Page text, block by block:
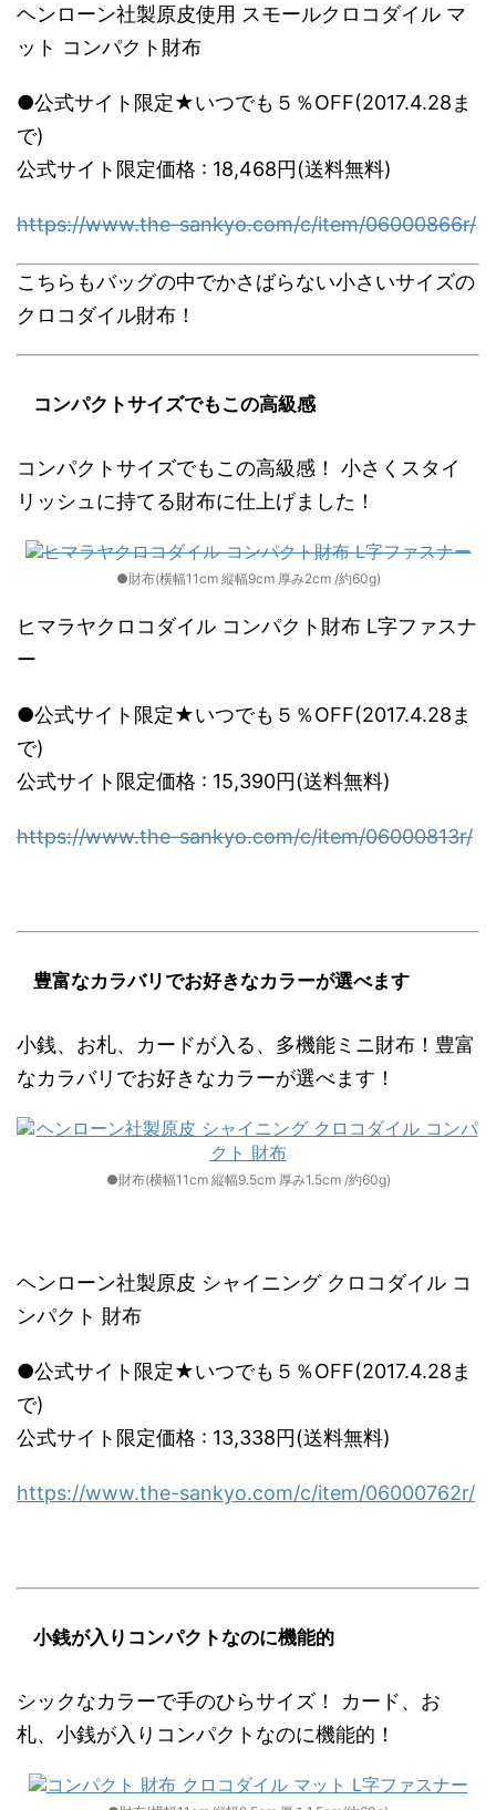
ヘンローン社製原皮使用 スモールクロコダイル マ
ット コンパクト財布
●公式サイト限定★いつでも５％OFF(2017.4.28ま
で)
公式サイト限定価格 : 18,468円(送料無料)
https://www.the-sankyo.com/c/item/06000866r/
こちらもバッグの中でかさばらない小さいサイズの
クロコダイル財布！
コンパクトサイズでもこの高級感
コンパクトサイズでもこの高級感！ 小さくスタイ
リッシュに持てる財布に仕上げました！
●財布(横幅11cm 縦幅9cm 厚み2cm /約60g)
ヒマラヤクロコダイル コンパクト財布 L字ファスナ
ー
●公式サイト限定★いつでも５％OFF(2017.4.28ま
で)
公式サイト限定価格 : 15,390円(送料無料)
https://www.the-sankyo.com/c/item/06000813r/
豊富なカラバリでお好きなカラーが選べます
小銭、お札、カードが入る、多機能ミニ財布！豊富
なカラバリでお好きなカラーが選べます！
●財布(横幅11cm 縦幅9.5cm 厚み1.5cm /約60g)
ヘンローン社製原皮 シャイニング クロコダイル コ
ンパクト 財布
●公式サイト限定★いつでも５％OFF(2017.4.28ま
で)
公式サイト限定価格 : 13,338円(送料無料)
https://www.the-sankyo.com/c/item/06000762r/
小銭が入りコンパクトなのに機能的
シックなカラーで手のひらサイズ！ カード、お
札、小銭が入りコンパクトなのに機能的！